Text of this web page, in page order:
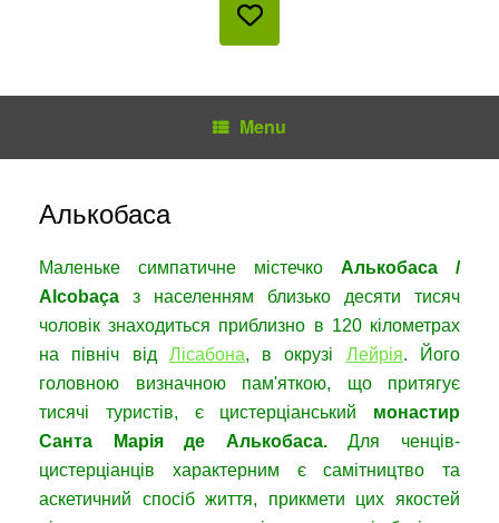
Menu
Алькобаса
Маленьке симпатичне містечко Алькобаса /
Alcobaça з населенням близько десяти тисяч
чоловік знаходиться приблизно в 120 кілометрах
на північ від Лісабона, в окрузі Лейрія. Його
головною визначною пам'яткою, що притягує
тисячі туристів, є цистерціанський монастир
Санта Марія де Алькобаса.Для ченців-
цистерціанців характерним є самітництво та
аскетичний спосіб життя, прикмети цих якостей